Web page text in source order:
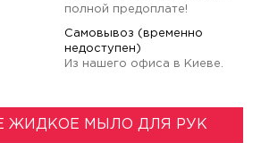
полной предоплате!
Самовывоз (временно
недоступен)
Из нашего офиса в Киеве.
ЖИДКОЕ МЫЛО ДЛЯ РУК